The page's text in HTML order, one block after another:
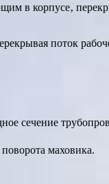
в корпусе‚
поток
сечение
маховика.